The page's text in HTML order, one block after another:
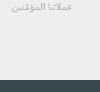
عملائنا المؤمّنين.